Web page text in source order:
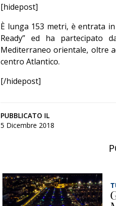
[hidepost]
È lunga 153 metri, è entrata
Ready” ed ha partecipato
Mediterraneo orientale, oltre
centro Atlantico.
[/hidepost]
PUBBLICATO IL
5 Dicembre 2018